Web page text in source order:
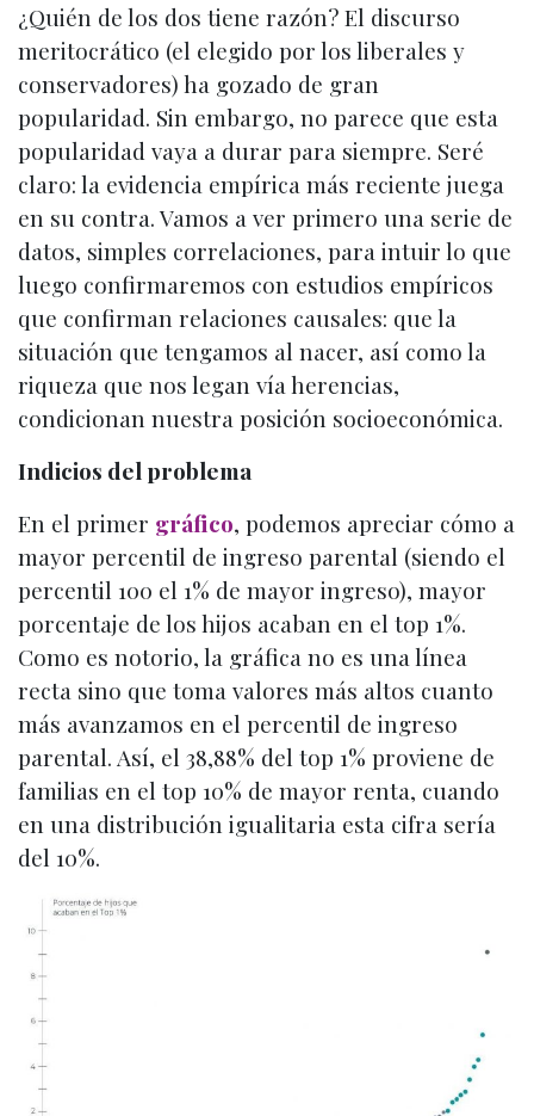
¿Quién de los dos tiene razón? El discurso
meritocrático (el elegido por los liberales y
conservadores) ha gozado de gran
popularidad. Sin embargo, no parece que esta
popularidad vaya a durar para siempre. Seré
claro: la evidencia empírica más reciente juega
en su contra. Vamos a ver primero una serie de
datos, simples correlaciones, para intuir lo que
luego confirmaremos con estudios empíricos
que confirman relaciones causales: que la
situación que tengamos al nacer, así como la
riqueza que nos legan vía herencias,
condicionan nuestra posición socioeconómica.
Indicios del problema
En el primer gráfico, podemos apreciar cómo a
mayor percentil de ingreso parental (siendo el
percentil 100 el 1% de mayor ingreso), mayor
porcentaje de los hijos acaban en el top 1%.
Como es notorio, la gráfica no es una línea
recta sino que toma valores más altos cuanto
más avanzamos en el percentil de ingreso
parental. Así, el 38,88% del top 1% proviene de
familias en el top 10% de mayor renta, cuando
en una distribución igualitaria esta cifra sería
del 10%.